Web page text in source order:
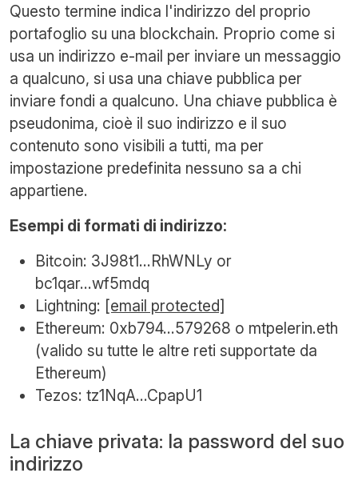
Questo termine indica l'indirizzo del proprio
portafoglio su una blockchain. Proprio come si
usa un indirizzo e-mail per inviare un messaggio
a qualcuno, si usa una chiave pubblica per
inviare fondi a qualcuno. Una chiave pubblica è
pseudonima, cioè il suo indirizzo e il suo
contenuto sono visibili a tutti, ma per
impostazione predefinita nessuno sa a chi
appartiene.
Esempi di formati di indirizzo:
Bitcoin: 3J98t1...RhWNLy or
bc1qar...wf5mdq
Lightning: [email protected]
Ethereum: 0xb794...579268 o mtpelerin.eth
(valido su tutte le altre reti supportate da
Ethereum)
Tezos: tz1NqA...CpapU1
La chiave privata: la password del suo
indirizzo